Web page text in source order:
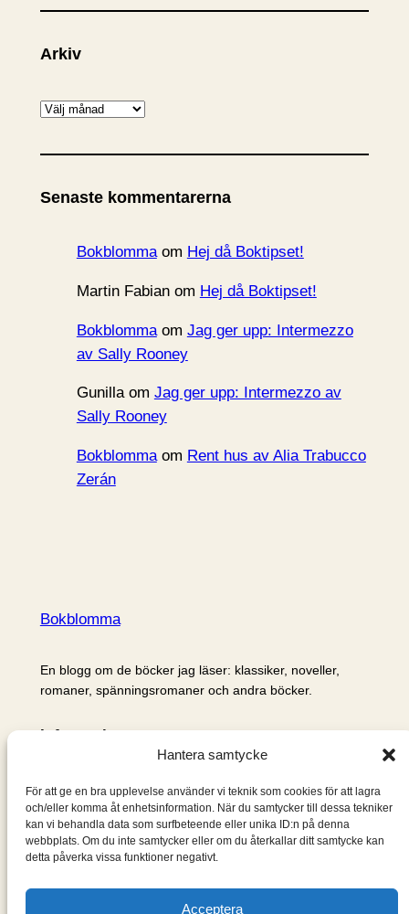
Hantera samtycke
För att ge en bra upplevelse använder vi teknik som cookies för att lagra
och/eller komma åt enhetsinformation. När du samtycker till dessa tekniker
kan vi behandla data som surfbeteende eller unika ID:n på denna
webbplats. Om du inte samtycker eller om du återkallar ditt samtycke kan
detta påverka vissa funktioner negativt.
Acceptera
Arkiv
A
k
v
Senaste kommentarerna
Bokblommaom Hej då Boktipset!
Martin Fabianom Hej då Boktipset!
Bokblommaom Jag ger upp: Intermezzo
av Sally Rooney
Gunillaom Jag ger upp: Intermezzo av
Sally Rooney
Bokblommaom Rent hus av Alia Trabucco
Zerán
Bokblomma
En blogg om de böcker jag läser: klassiker, noveller,
romaner, spänningsromaner och andra böcker.
Information
Om mig & om bloggen
S
ö
k